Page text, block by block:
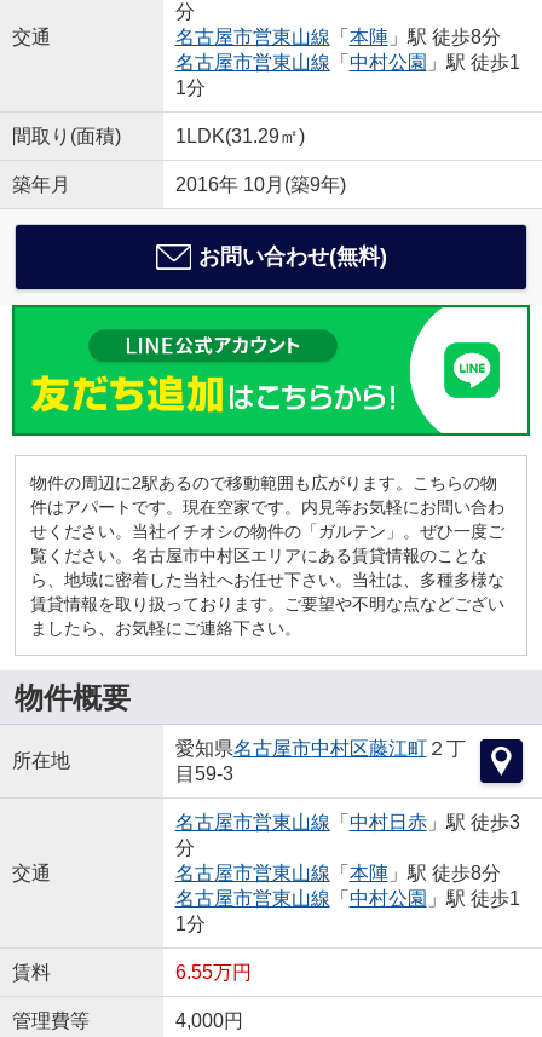
交通
分
名古屋市営東山線 「 本陣」駅 徒歩8分
名古屋市営東山線 「 中村公園 」駅 徒歩1
1分
間取り(面積) 1LDK(31.29㎡)
築年月 2016年 10月(築9年)
お問い合わせ(無料)
物件の周辺に2駅あるので移動範囲も広がります。こちらの物
件はアパートです。現在空家です。内見等お気軽にお問い合わ
せください。当社イチオシの物件の「ガルテン」。ぜひ一度ご
覧ください。名古屋市中村区エリアにある賃貸情報のことな
ら、地域に密着した当社へお任せ下さい。当社は、多種多様な
賃貸情報を取り扱っております。ご要望や不明な点などござい
ましたら、お気軽にご連絡下さい。
物件概要
所在地
愛知県名古屋市中村区藤江町２丁
目59-3
交通
名古屋市営東山線 「 中村日赤」駅 徒歩3
分
名古屋市営東山線 「 本陣」駅 徒歩8分
名古屋市営東山線 「 中村公園 」駅 徒歩1
1分
賃料 6.55万円
管理費等 4,000円